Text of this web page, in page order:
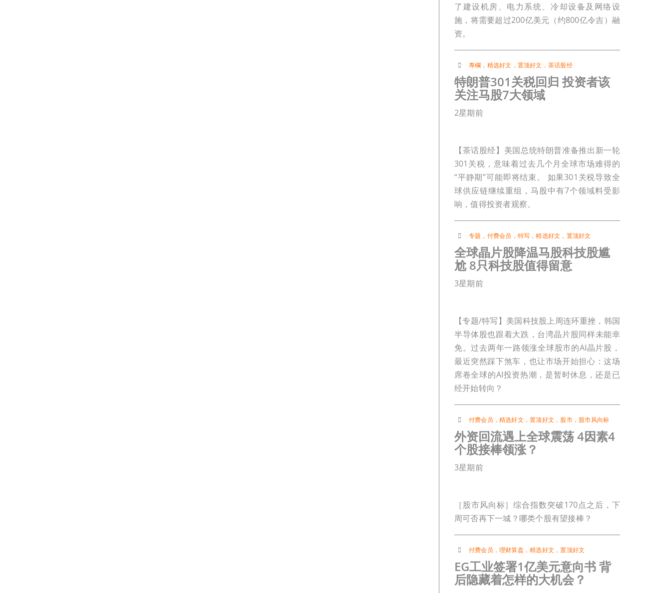
了建设机房、电力系统、冷却设备及网络设
施，将需要超过200亿美元（约800亿令吉）融
资。
專欄 ， 精选好文 ， 置顶好文 ， 茶话股经
特朗普301关税回归 投资者该
关注马股7大领域
2星期前
【茶话股经】美国总统特朗普准备推出新一轮
301关税，意味着过去几个月全球市场难得的
“平静期”可能即将结束。 如果301关税导致全
球供应链继续重组，马股中有7个领域料受影
响，值得投资者观察。
专题 ， 付费会员 ， 特写 ，精选好文 ， 置顶好文
全球晶片股降温马股科技股尴
尬 8只科技股值得留意
3星期前
【专题/特写】美国科技股上周连环重挫，韩国
半导体股也跟着大跌，台湾晶片股同样未能幸
免。过去两年一路领涨全球股市的AI晶片股，
最近突然踩下煞车，也让市场开始担心：这场
席卷全球的AI投资热潮，是暂时休息，还是已
经开始转向？
付费会员 ，精选好文 ，置顶好文 ， 股市， 股市风向标
外资回流遇上全球震荡 4因素4
个股接棒领涨？
3星期前
［股市风向标］综合指数突破170点之后，下
周可否再下一城？哪类个股有望接棒？
付费会员 ，理财算盘 ，精选好文 ，置顶好文
EG工业签署1亿美元意向书 背
后隐藏着怎样的大机会？